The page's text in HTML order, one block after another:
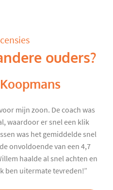
ouders?
mijn zoon. De coach was
waardoor er snel een klik
was het gemiddelde snel
onvoldoende van een 4,7
haalde al snel achten en
ben uitermate tevreden!”